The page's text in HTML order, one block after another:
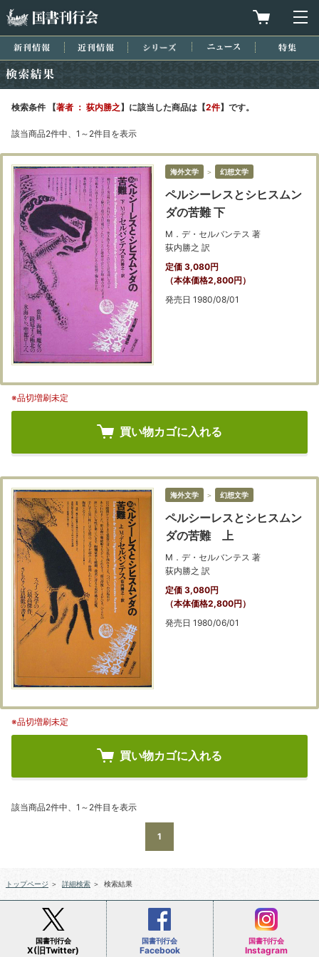
買物カゴを
新刊情報 近刊情報 シリーズ ニュース
検索条件 【著者 ： 荻内勝之】に該当した商品は【2件】です。
該当商品2件中、1～2件目を表示
海外文学 ＞ 幻想文学
ペルシーレスとシヒスムン
ダの苦難 下
M．デ・セルバンテス 著
荻内勝之 訳
定価 3,080円
（本体価格2,800円）
発売日 1980/08/01
※品切増刷未定
買い物カゴに入れる
海外文学 ＞ 幻想文学
ペルシーレスとシヒスムン
ダの苦難 上
M．デ・セルバンテス 著
荻内勝之 訳
定価 3,080円
（本体価格2,800円）
発売日 1980/06/01
※品切増刷未定
買い物カゴに入れる
該当商品2件中、1～2件目を表示
1
トップページ ＞ 詳細検索 ＞ 検索結果
国書刊行会
X(旧Twitter)
国書刊行会
Facebook
国書刊行会
Instagram